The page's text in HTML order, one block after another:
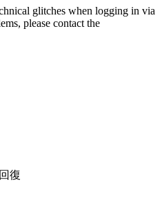
glitches when logging in via
please contact the
復